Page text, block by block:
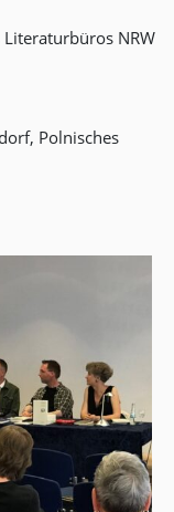
Literaturbüros NRW
Polnisches